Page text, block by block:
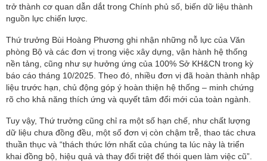
trở thành cơ quan dẫn dắt trong Chính phủ số, biến dữ liệu thành
nguồn lực chiến lược.
Thứ trưởng Bùi Hoàng Phương ghi nhận những nỗ lực của Văn
phòng Bộ và các đơn vị trong việc xây dựng, vận hành hệ thống
nền tảng, cũng như sự hưởng ứng của 100% Sở KH&CN trong kỳ
báo cáo tháng 10/2025. Theo đó, nhiều đơn vị đã hoàn thành nhập
liệu trước hạn, chủ động góp ý hoàn thiện hệ thống – minh chứng
rõ cho khả năng thích ứng và quyết tâm đổi mới của toàn ngành.
Tuy vậy, Thứ trưởng cũng chỉ ra một số hạn chế, như chất lượng
dữ liệu chưa đồng đều, một số đơn vị còn chậm trễ, thao tác chưa
thuần thục và “thách thức lớn nhất của chúng ta lúc này là triển
khai đồng bộ, hiệu quả và thay đổi triệt để thói quen làm việc cũ”.